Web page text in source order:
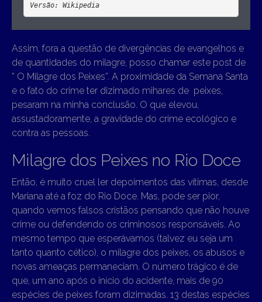
Versão: Wikipedia
Assim, fora a questão de divergências de evangelhos e
de quantidades do milagre, posso chamar este post de
” O Milagre dos Peixes”. A proximidade da Semana Santa
e o fato do crime ter dizimado mihares de peixes,
pesaram na minha conclusão. O que elevou,
assustadoramente, a gravidade do crime ecológico e
contra as pessoas.
Milagre dos Peixes no Rio Doce
Então, é muito cruel ler depoimentos das vítimas, desde
Mariana até a foz do Rio Doce. Mas, pode ser pior,
quando vemos falsos cristãos pensando que não houve
crime ou defendendo os criminosos responsáveis. Ao
mesmo tempo que esperávamos (talvez eu seja um
tanto quanto cético), o milagre dos peixes, os abusos e
novas ameaças permaneciam. O número trágico é de
que, um ano após o início do acidente, mais de 90
espécies de peixes foram dizimadas. 13 destas espécies